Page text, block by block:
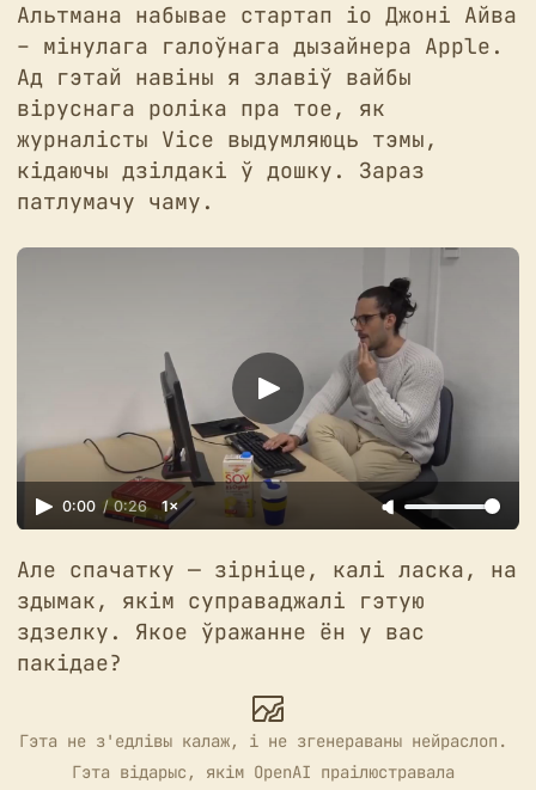
Альтмана набывае стартап io Джоні Айва
– мінулага галоўнага дызайнера Apple.
Ад гэтай навіны я злавіў вайбы
віруснага роліка пра тое, як
журналісты Vice выдумляюць тэмы,
кідаючы дзілдакі ў дошку. Зараз
патлумачу чаму.
0:00 / 0:26 1×
Але спачатку — зірніце, калі ласка, на
здымак, якім суправаджалі гэтую
здзелку. Якое ўражанне ён у вас
пакідае?
Гэта не з'едлівы калаж, і не згенераваны нейраслоп.
Гэта відарыс, якім OpenAI праілюстравала